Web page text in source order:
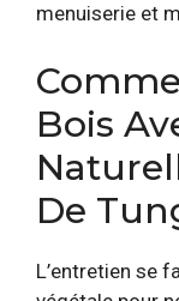
menuiserie et
Bois
De
L’entretien se